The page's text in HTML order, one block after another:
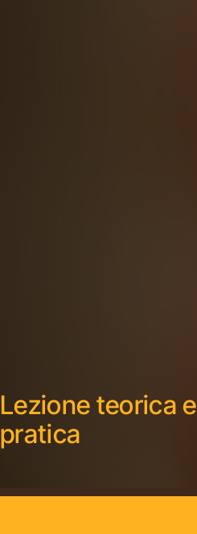
Lezione teorica e
pratica